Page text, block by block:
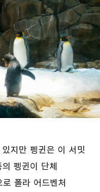
지만 펭귄은 이 서밋
펭귄이 단체
폴라 어드벤처